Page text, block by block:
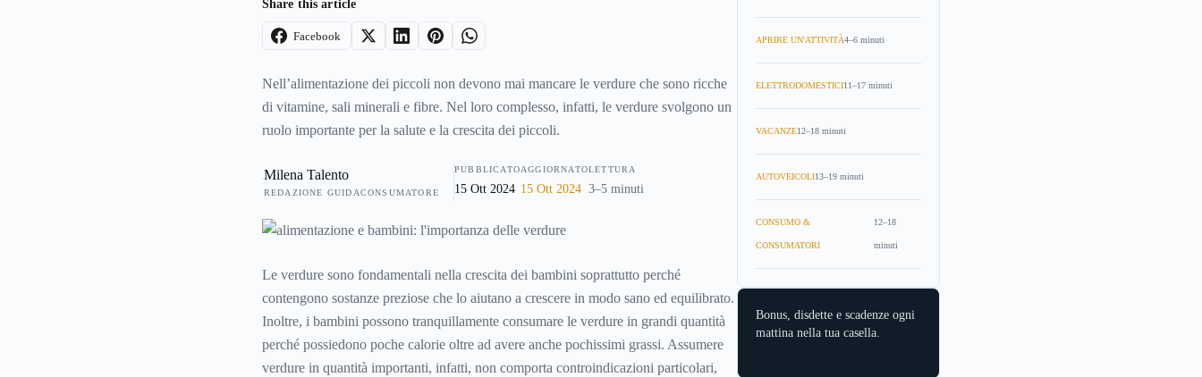
Share this article
Facebook
Nell’alimentazione dei piccoli non devono mai mancare le verdure che sono ricche
di vitamine, sali minerali e fibre. Nel loro complesso, infatti, le verdure svolgono un
ruolo importante per la salute e la crescita dei piccoli.
Milena Talento
REDAZIONE GUIDACONSUMATORE
PUBBLICATO
15 Ott 2024
AGGIORNATO
15 Ott 2024
LETTURA
3–5 minuti
Le verdure sono fondamentali nella crescita dei bambini soprattutto perché
contengono sostanze preziose che lo aiutano a crescere in modo sano ed equilibrato.
Inoltre, i bambini possono tranquillamente consumare le verdure in grandi quantità
perché possiedono poche calorie oltre ad avere anche pochissimi grassi. Assumere
verdure in quantità importanti, infatti, non comporta controindicazioni particolari,
APRIRE UN'ATTIVITÀ4–6 minuti
ELETTRODOMESTICI11–17 minuti
VACANZE12–18 minuti
AUTOVEICOLI13–19 minuti
CONSUMO &
CONSUMATORI
12–18
minuti
Bonus, disdette e scadenze ogni
mattina nella tua casella.